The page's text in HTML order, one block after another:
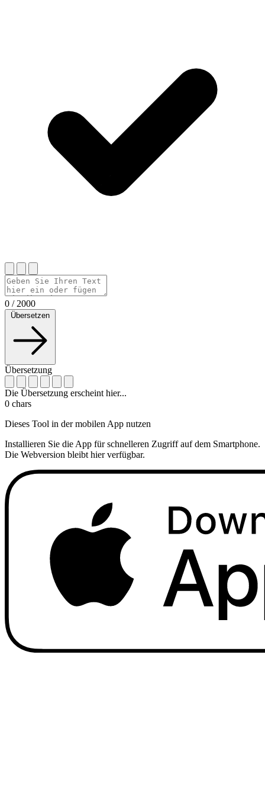
0 / 2000
Übersetzen
Übersetzung
Die Übersetzung erscheint hier...
0 chars
Dieses Tool in der mobilen App nutzen
Installieren Sie die App für schnelleren Zugriff auf dem Smartphone.
Die Webversion bleibt hier verfügbar.